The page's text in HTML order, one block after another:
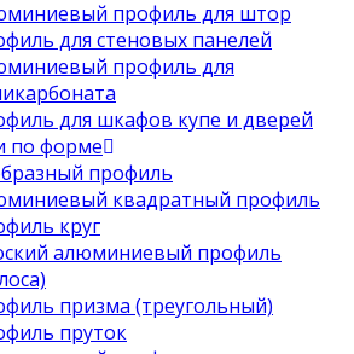
профиль для штор
для стеновых панелей
профиль для
для шкафов купе и дверей
по форме
профиль
квадратный профиль
круг
алюминиевый профиль
призма (треугольный)
пруток